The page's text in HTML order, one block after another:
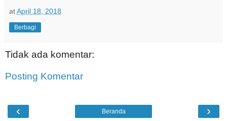
atApril 18, 2018
Berbagi
Tidak ada komentar:
Posting Komentar
‹ ›
Beranda